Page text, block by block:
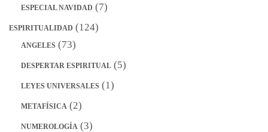
ESPECIAL NAVIDAD (7)
ESPIRITUALIDAD (124)
ANGELES (73)
DESPERTAR ESPIRITUAL (5)
LEYES UNIVERSALES (1)
METAFÍSICA (2)
NUMEROLOGÍA (3)